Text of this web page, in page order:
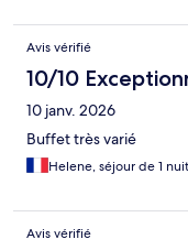
Avis vérifié
10/10
10 janv. 2026
Buffet très varié
Helene, séjour de 1 nuit
Avis vérifié